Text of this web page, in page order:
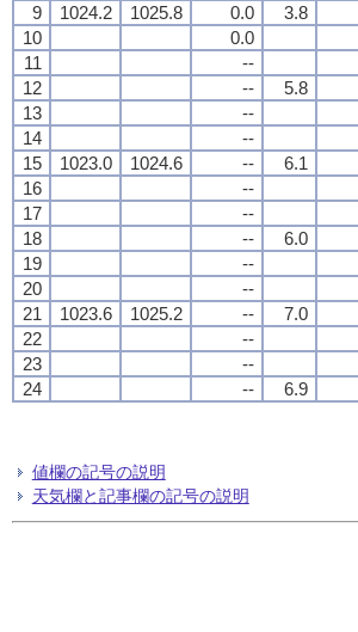
9
1024.2 1025.8 0.0 3.8
10
0.0
11
--
12
-- 5.8
13
--
14
--
15
1023.0 1024.6 -- 6.1
16
--
17
--
18
-- 6.0
19
--
20
--
21
1023.6 1025.2 -- 7.0
22
--
23
--
24
-- 6.9
値欄の記号の説明
天気欄と記事欄の記号の説明